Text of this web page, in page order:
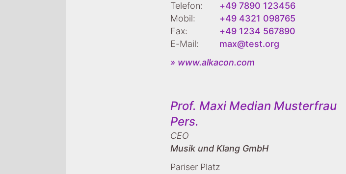
Telefon:
+49 7890 123456
Mobil:
+49 4321 098765
Fax:
+49 1234 567890
E-Mail:
max@test.org
» www.alkacon.com
Prof. Maxi Median Musterfrau
Pers.
CEO
Musik und Klang GmbH
Pariser Platz